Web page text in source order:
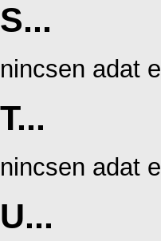
S...
nincsen adat
T...
nincsen adat
U...